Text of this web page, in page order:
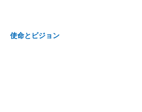
使命とビジョン